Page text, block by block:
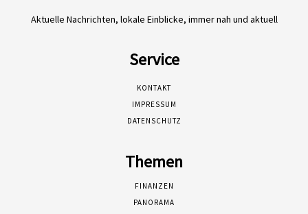
Aktuelle Nachrichten, lokale Einblicke, immer nah und aktuell
Service
KONTAKT
IMPRESSUM
DATENSCHUTZ
Themen
FINANZEN
PANORAMA